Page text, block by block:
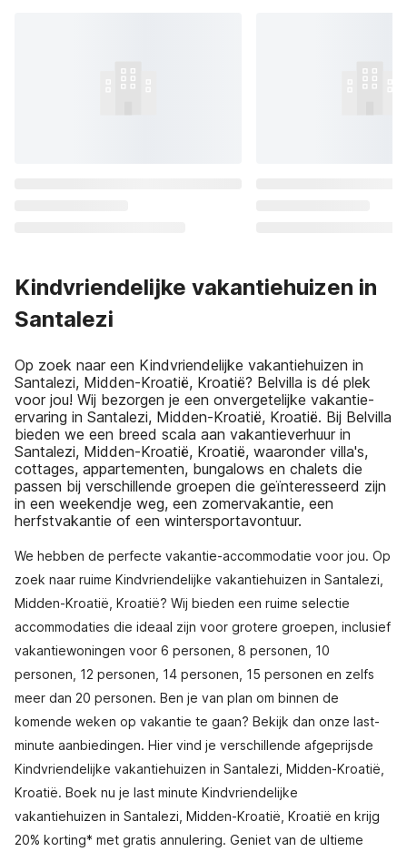
Kindvriendelijke vakantiehuizen in
Santalezi
Op zoek naar een Kindvriendelijke vakantiehuizen in
Santalezi, Midden-Kroatië, Kroatië? Belvilla is dé plek
voor jou! Wij bezorgen je een onvergetelijke vakantie-
ervaring in Santalezi, Midden-Kroatië, Kroatië. Bij Belvilla
bieden we een breed scala aan vakantieverhuur in
Santalezi, Midden-Kroatië, Kroatië, waaronder villa's,
cottages, appartementen, bungalows en chalets die
passen bij verschillende groepen die geïnteresseerd zijn
in een weekendje weg, een zomervakantie, een
herfstvakantie of een wintersportavontuur.
We hebben de perfecte vakantie-accommodatie voor jou. Op
zoek naar ruime Kindvriendelijke vakantiehuizen in Santalezi,
Midden-Kroatië, Kroatië? Wij bieden een ruime selectie
accommodaties die ideaal zijn voor grotere groepen, inclusief
vakantiewoningen voor 6 personen, 8 personen, 10
personen, 12 personen, 14 personen, 15 personen en zelfs
meer dan 20 personen. Ben je van plan om binnen de
komende weken op vakantie te gaan? Bekijk dan onze last-
minute aanbiedingen. Hier vind je verschillende afgeprijsde
Kindvriendelijke vakantiehuizen in Santalezi, Midden-Kroatië,
Kroatië. Boek nu je last minute Kindvriendelijke
vakantiehuizen in Santalezi, Midden-Kroatië, Kroatië en krijg
20% korting* met gratis annulering. Geniet van de ultieme